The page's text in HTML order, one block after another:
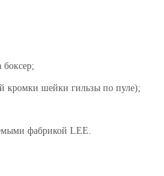
кромки шейки гильзы по пуле);
фабрикой LEE.